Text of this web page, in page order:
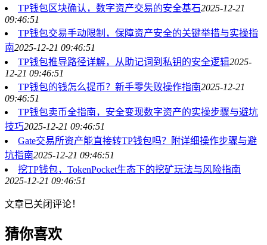
TP钱包区块确认，数字资产交易的安全基石2025-12-21
09:46:51
TP钱包交易手动限制，保障资产安全的关键举措与实操指
南2025-12-21 09:46:51
TP钱包推导路径详解，从助记词到私钥的安全逻辑2025-
12-21 09:46:51
TP钱包的钱怎么提币？新手零失败操作指南2025-12-21
09:46:51
TP钱包卖币全指南，安全变现数字资产的实操步骤与避坑
技巧2025-12-21 09:46:51
Gate交易所资产能直接转TP钱包吗？附详细操作步骤与避
坑指南2025-12-21 09:46:51
挖TP钱包，TokenPocket生态下的挖矿玩法与风险指南
2025-12-21 09:46:51
文章已关闭评论！
猜你喜欢